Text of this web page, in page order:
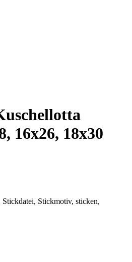
16x26, 18x30
Stickmotiv, sticken,